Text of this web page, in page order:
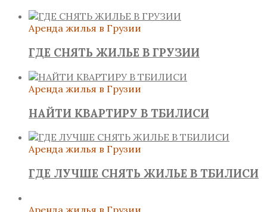
Аренда жилья в Грузии
ГДЕ СНЯТЬ ЖИЛЬЕ В ГРУЗИИ
Аренда жилья в Грузии
НАЙТИ КВАРТИРУ В ТБИЛИСИ
Аренда жилья в Грузии
ГДЕ ЛУЧШЕ СНЯТЬ ЖИЛЬЕ В ТБИЛИСИ
Аренда жилья в Грузии